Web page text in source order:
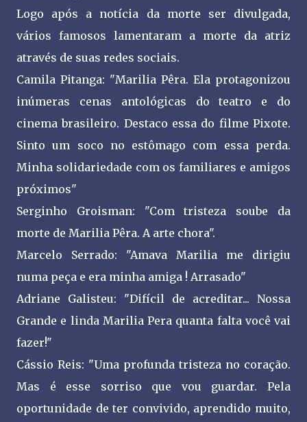
Logo após a notícia da morte ser divulgada,
vários famosos lamentaram a morte da atriz
através de suas redes sociais.
Camila Pitanga: "Marilia Pêra. Ela protagonizou
inúmeras cenas antológicas do teatro e do
cinema brasileiro. Destaco essa do filme Pixote.
Sinto um soco no estômago com essa perda.
Minha solidariedade com os familiares e amigos
próximos"
Serginho Groisman: "Com tristeza soube da
morte de Marilia Pêra. A arte chora".
Marcelo Serrado: "Amava Marilia me dirigiu
numa peça e era minha amiga ! Arrasado"
Adriane Galisteu: "Difícil de acreditar... Nossa
Grande e linda Marilia Pera quanta falta você vai
fazer!"
Cássio Reis: "Uma profunda tristeza no coração.
Mas é esse sorriso que vou guardar. Pela
oportunidade de ter convivido, aprendido muito,